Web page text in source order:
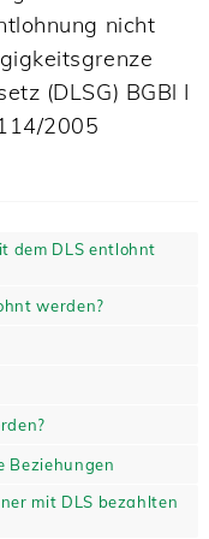
nicht
(DLSG) BGBl I
2005
dem DLS entlohnt
werden?
Beziehungen
mit DLS bezahlten